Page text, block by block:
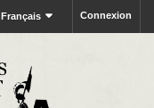
Connexion
Français